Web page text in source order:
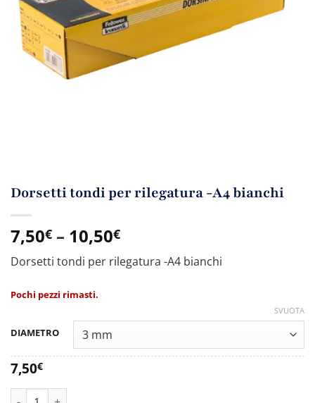
Dorsetti tondi per rilegatura -A4 bianchi
7,50€ – 10,50€
Dorsetti tondi per rilegatura -A4 bianchi
Pochi pezzi rimasti.
DIAMETRO
SVUOTA
7,50€
Dorsetti tondi per rilegatura -A4 bianchi quantità